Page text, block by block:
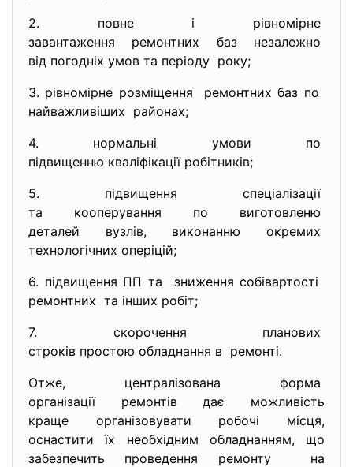
2. повне і рівномірне
завантаження ремонтних баз незалежно
від погодніх умов та періоду року;
3. рівномірне розміщення ремонтних баз по
найважливіших районах;
4. нормальні умови по
підвищенню кваліфікації робітників;
5. підвищення спеціалізації
та кооперування по виготовленю
деталей вузлів, виконанню окремих
технологічних оперіцій;
6. підвищення ПП та зниження собівартості
ремонтних та інших робіт;
7. скорочення планових
строків простою обладнання в ремонті.
Отже, централізована форма
організації ремонтів дає можливість
краще організовувати робочі місця,
оснастити їх необхідним обладнанням, що
забезпечить проведення ремонту на